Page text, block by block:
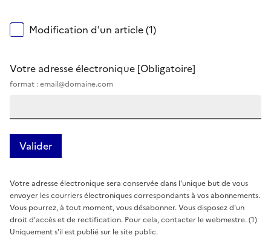
Modification d'un article (1)
Votre adresse électronique [Obligatoire]
format : email@domaine.com
Votre adresse électronique sera conservée dans l'unique but de vous
envoyer les courriers électroniques correspondants à vos abonnements.
Vous pourrez, à tout moment, vous désabonner. Vous disposez d'un
droit d'accès et de rectification. Pour cela, contacter le webmestre. (1)
Uniquement s'il est publié sur le site public.